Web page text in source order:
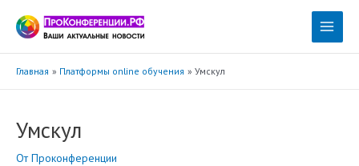
содержимому
Main
Главная Платформы online обучения Умскул
Умскул
ОтПроконференции